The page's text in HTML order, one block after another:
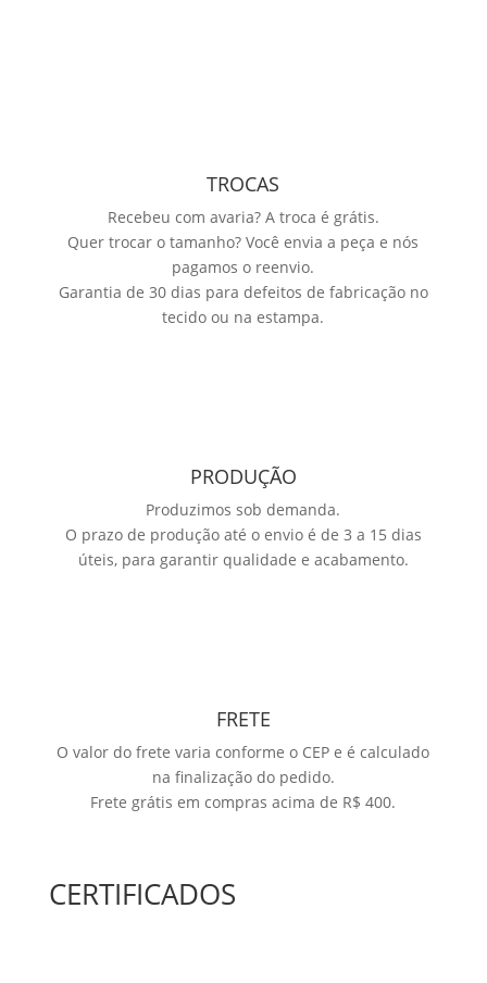
TROCAS
Recebeu com avaria? A troca é grátis.
Quer trocar o tamanho? Você envia a peça e nós
pagamos o reenvio.
Garantia de 30 dias para defeitos de fabricação no
tecido ou na estampa.
PRODUÇÃO
Produzimos sob demanda.
O prazo de produção até o envio é de 3 a 15 dias
úteis, para garantir qualidade e acabamento.
FRETE
O valor do frete varia conforme o CEP e é calculado
na finalização do pedido.
Frete grátis em compras acima de R$ 400.
CERTIFICADOS